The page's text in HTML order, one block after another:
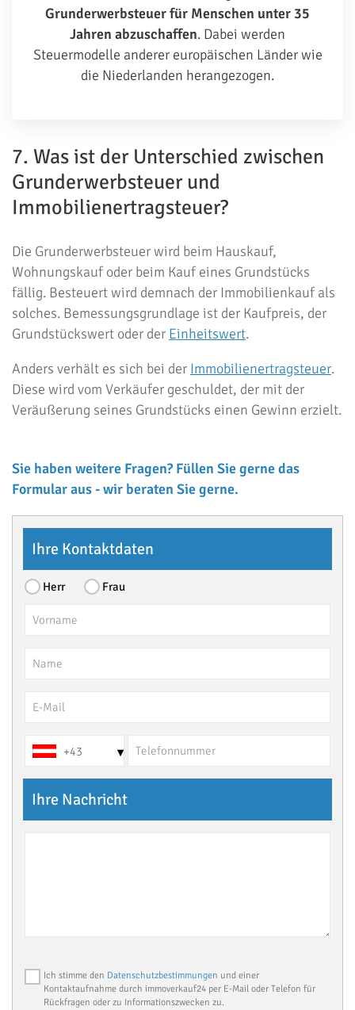
Grunderwerbsteuer für Menschen unter 35
Jahren abzuschaffen. Dabei werden
Steuermodelle anderer europäischen Länder wie
die Niederlanden herangezogen.
7. Was ist der Unterschied zwischen
Grunderwerbsteuer und
Immobilienertragsteuer?
Die Grunderwerbsteuer wird beim Hauskauf,
Wohnungskauf oder beim Kauf eines Grundstücks
fällig. Besteuert wird demnach der Immobilienkauf als
solches. Bemessungsgrundlage ist der Kaufpreis, der
Grundstückswert oder der Einheitswert.
Anders verhält es sich bei der Immobilienertragsteuer.
Diese wird vom Verkäufer geschuldet, der mit der
Veräußerung seines Grundstücks einen Gewinn erzielt.
Sie haben weitere Fragen? Füllen Sie gerne das
Formular aus - wir beraten Sie gerne.
Ihre Kontaktdaten
Herr Frau
+43 ▾
Ihre Nachricht
Ich stimme den Datenschutzbestimmungen und einer
Kontaktaufnahme durch immoverkauf24 per E-Mail oder Telefon für
Rückfragen oder zu Informationszwecken zu.